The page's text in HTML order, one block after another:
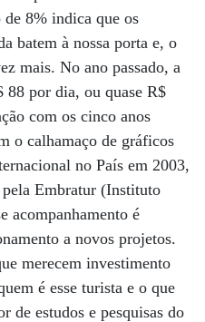
de 8% indica que os
batem à nossa porta e, o
mais. No ano passado, a
88 por dia, ou quase R$
com os cinco anos
o calhamaço de gráficos
no País em 2003,
Embratur (Instituto
acompanhamento é
a novos projetos.
merecem investimento
é esse turista e o que
de estudos e pesquisas do